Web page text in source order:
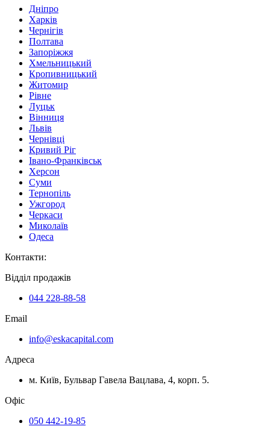
Дніпро
Харків
Чернігів
Полтава
Запоріжжя
Хмельницький
Кропивницький
Житомир
Рівне
Луцьк
Вінниця
Львів
Чернівці
Кривий Ріг
Івано-Франківськ
Херсон
Суми
Тернопіль
Ужгород
Черкаси
Миколаїв
Одеса
Контакти:
Відділ продажів
044 228-88-58
Email
info@eskacapital.com
Адреса
м. Київ, Бульвар Гавела Вацлава, 4, корп. 5.
Офіс
050 442-19-85